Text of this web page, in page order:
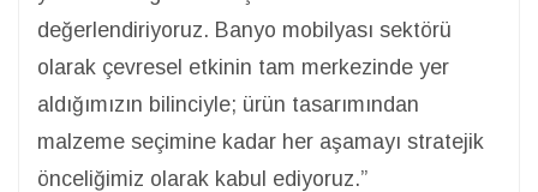
değerlendiriyoruz. Banyo mobilyası sektörü
olarak çevresel etkinin tam merkezinde yer
aldığımızın bilinciyle; ürün tasarımından
malzeme seçimine kadar her aşamayı stratejik
önceliğimiz olarak kabul ediyoruz.”